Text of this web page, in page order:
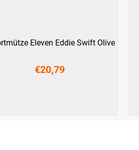
Eleven Eddie Swift Olive
€20,79